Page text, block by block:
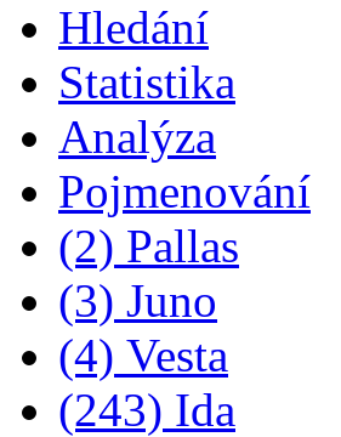
Hledání
Statistika
Analýza
Pojmenování
(2) Pallas
(3) Juno
(4) Vesta
(243) Ida